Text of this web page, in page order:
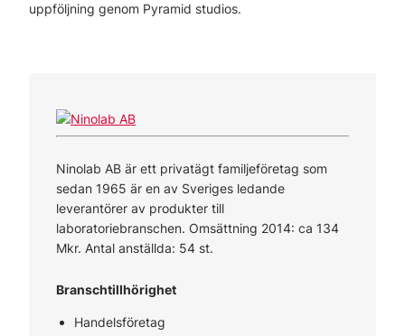
uppföljning genom Pyramid studios.
Ninolab AB är ett privatägt familjeföretag som
sedan 1965 är en av Sveriges ledande
leverantörer av produkter till
laboratoriebranschen. Omsättning 2014: ca 134
Mkr. Antal anställda: 54 st.
Branschtillhörighet
Handelsföretag